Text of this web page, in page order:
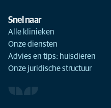
Snel naar
Alle klinieken
Onze diensten
Advies en tips: huisdieren
Onze juridische structuur